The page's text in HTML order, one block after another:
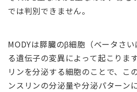
では判別できません。
MODYは膵臓のβ細胞（ベータさ
る遺伝子の変異によって起こりま
リンを分泌する細胞のことで、こ
ンスリンの分泌量や分泌パターン